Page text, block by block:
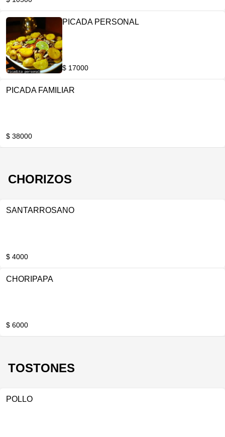
PICADA PERSONAL
$ 17000
PICADA FAMILIAR
$ 38000
CHORIZOS
SANTARROSANO
$ 4000
CHORIPAPA
$ 6000
TOSTONES
POLLO